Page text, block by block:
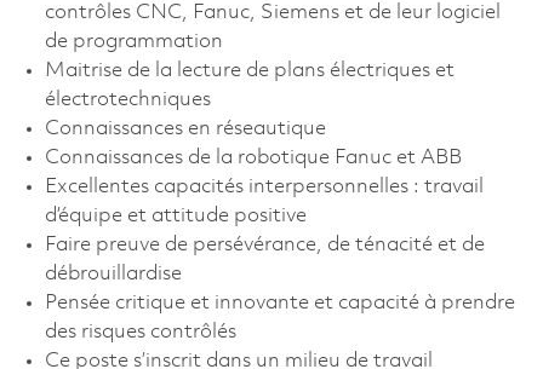
contrôles CNC, Fanuc, Siemens et de leur logiciel
de programmation
Maitrise de la lecture de plans électriques et
électrotechniques
Connaissances en réseautique
Connaissances de la robotique Fanuc et ABB
Excellentes capacités interpersonnelles : travail
d’équipe et attitude positive
Faire preuve de persévérance, de ténacité et de
débrouillardise
Pensée critique et innovante et capacité à prendre
des risques contrôlés
Ce poste s’inscrit dans un milieu de travail